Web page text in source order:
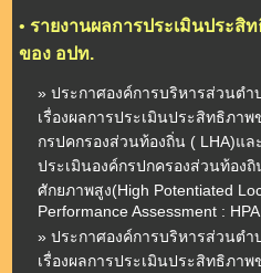
• รายงานผลการประเมินประสิ
ของ อปท.
» ประกาศองค์การบริหารส่วนตำ
เรื่องผลการประเมินประสิทธิภาพ
กรปคกรองส่วนท้องถิ่น ( LHA)แล
ประเมินองค์กรปกครองส่วนท้องถิ
ศักยภาพสูง(High Potentiated
Performance Assessment : HPA
» ประกาศองค์การบริหารส่วนตำ
เรื่องผลการประเมินประสิทธิภาพ